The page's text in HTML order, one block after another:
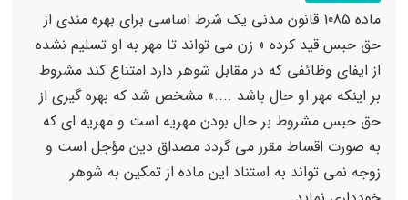
ماده 1085 قانون مدنی یک شرط اساسی برای بهره مندی از
حق حبس قید کرده « زن می تواند تا مهر به او تسلیم نشده
از ایفای وظائفی که در مقابل شوهر دارد امتناع کند مشروط
بر اینکه مهر او حال باشد ....» مشخص شد که بهره گیری از
حق حبس مشروط بر حال بودن مهریه است و مهریه ای که
به صورت اقساط مقرر می گردد مصداق دین مؤجل است و
زوجه نمی تواند به استناد این ماده از تمکین به شوهر